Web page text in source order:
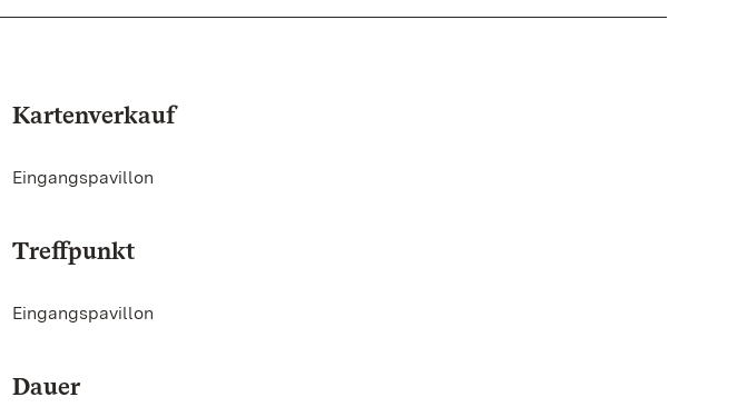
Kartenverkauf
Eingangspavillon
Treffpunkt
Eingangspavillon
Dauer